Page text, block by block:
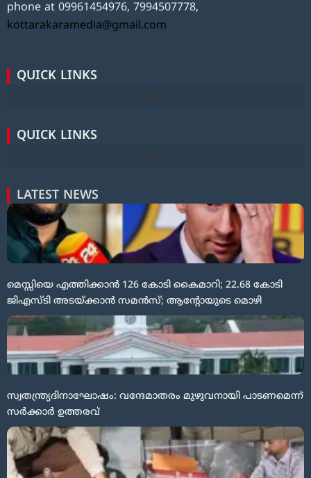
phone at 09961454976, 7994507778,
kottarakaramedia@gmail.com
QUICK LINKS
QUICK LINKS
LATEST NEWS
മെസ്സിയെ എത്തിക്കാൻ 126 കോടി കൈമാറി; 22.68 കോടി
ജിഎസ്ടി അടയ്ക്കാൻ സമൻസ്; ആന്റോയുടെ മൊഴി
സ്വതന്ത്ര്യദിനാഘോഷം: വന്ദേമാതരം മുഴുവനായി പാടണമെന്ന്
സർക്കാർ ഉത്തരവ്